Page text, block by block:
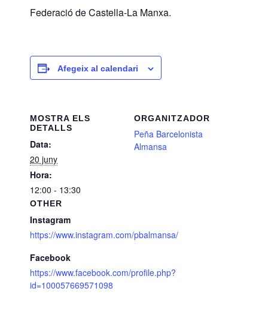
Federació de Castella-La Manxa.
Afegeix al calendari
MOSTRA ELS
DETALLS
Data:
20 juny
Hora:
12:00 - 13:30
ORGANITZADOR
Peña Barcelonista
Almansa
OTHER
Instagram
https://www.instagram.com/pbalmansa/
Facebook
https://www.facebook.com/profile.php?
id=100057669571098